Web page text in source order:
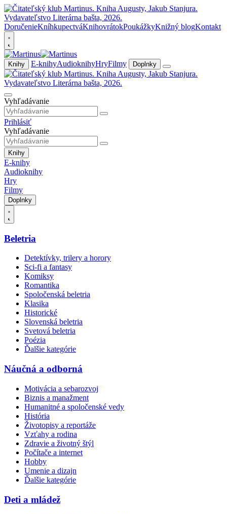
DoručenieKníhkupectváKnihovrátokPoukážkyKnižný blogKontakt
Knihy E-knihyAudioknihyHryFilmy Doplnky
Vyhľadávanie
Prihlásiť
Vyhľadávanie
Knihy
E-knihy
Audioknihy
Hry
Filmy
Doplnky
Beletria
Detektívky, trilery a horory
Sci-fi a fantasy
Komiksy
Romantika
Spoločenská beletria
Klasika
Historické
Slovenská beletria
Svetová beletria
Poézia
Ďalšie kategórie
Náučná a odborná
Motivácia a sebarozvoj
Biznis a manažment
Humanitné a spoločenské vedy
História
Životopisy a reportáže
Vzťahy a rodina
Zdravie a životný štýl
Počítače a internet
Hobby
Umenie a dizajn
Ďalšie kategórie
Deti a mládež